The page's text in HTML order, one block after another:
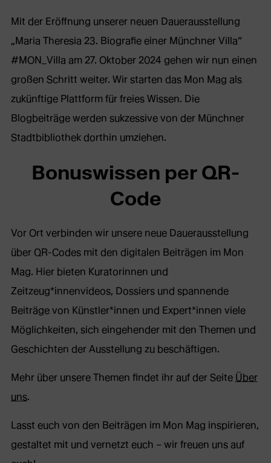
Mit der Eröffnung unserer neuen Dauerausstellung
„Maria Theresia 23. Biografie einer Münchner Villa“
#MON_Villa am 27. Oktober 2024 gehen wir nun einen
großen Schritt weiter. Wir starten das Mon Mag als
zukünftige Plattform für freies Wissen. Die
Blogbeiträge werden sukzessive von der Münchner
Stadtbibliothek dorthin umziehen.
Bonuswissen per QR-
Code
Vor Ort verbinden wir unsere neue Dauerausstellung
über QR-Codes mit den digitalen Beiträgen im Mon
Mag. Hier bieten Kuratorinnen und
Zeitzeug*innenvideos, Dossiers und spannende
Beiträge von Künstler*innen und Expert*innen viele
Möglichkeiten, sich eingehender mit den Themen und
Geschichten der Ausstellung zu beschäftigen.
Mehr über unsere Themen findet ihr auf der Seite Über
uns.
Lasst euch von den Beiträgen im Mon Mag inspirieren,
gestaltet mit und vernetzt euch – wir freuen uns auf